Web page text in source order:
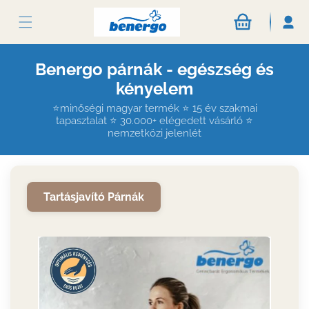
tartalomhoz
Benergo párnák - egészség és
kényelem
⭐minőségi magyar termék ⭐ 15 év szakmai
tapasztalat ⭐ 30.000+ elégedett vásárló ⭐
nemzetközi jelenlét
Tartásjavító Párnák